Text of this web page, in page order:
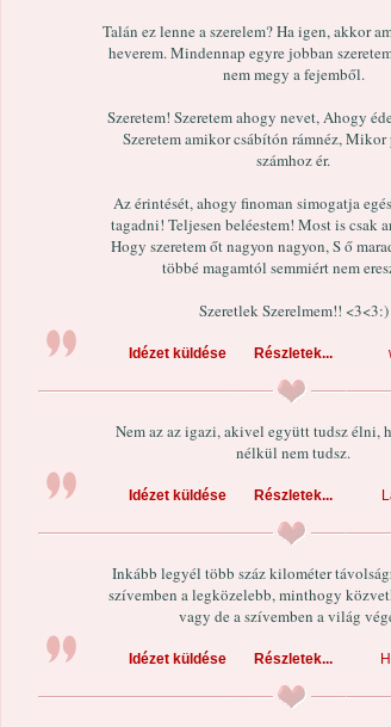
Talán ez lenne a szerelem? Ha igen, akkor
heverem. Mindennap egyre jobban
nem megy a fejemből.
Szeretem! Szeretem ahogy nevet, Ahogy
Szeretem amikor csábítón rámnéz, Mikor
számhoz ér.
Az érintését, ahogy finoman simogatja
tagadni! Teljesen beléestem! Most is csak
Hogy szeretem őt nagyon nagyon, S ő
többé magamtól semmiért nem
Szeretlek Szerelmem!! <3<3:)
Idézet küldése Részletek...
Nem az az igazi, akivel együtt tudsz élni,
nélkül nem tudsz.
Idézet küldése Részletek...
Inkább legyél több száz kilométer
szívemben a legközelebb, minthogy
vagy de a szívemben a világ
Idézet küldése Részletek...